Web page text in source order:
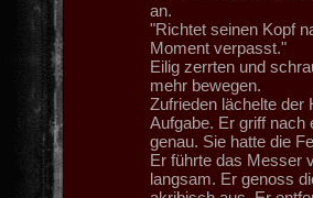
an.
"Richtet seinen Kopf
Moment verpasst."
Eilig zerrten und
mehr bewegen.
Zufrieden lächelte der
Aufgabe. Er griff nach
genau. Sie hatte die
Er führte das Messer
langsam. Er genoss